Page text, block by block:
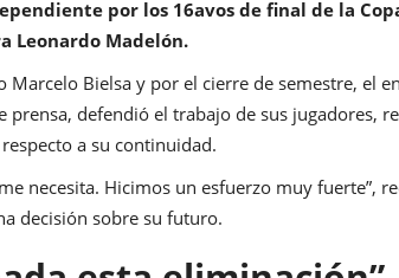
por los 16avos de final de la
Leonardo Madelón.
Marcelo Bielsa y por el cierre de semestre, el
prensa, defendió el trabajo de sus jugadores,
a su continuidad.
necesita. Hicimos un esfuerzo muy fuerte”,
decisión sobre su futuro.